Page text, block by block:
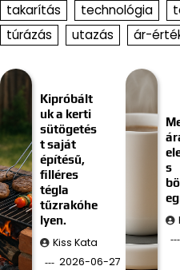
takarítás
technológia
túrázás
utazás ár-
Kipróbált
uk a kerti
sütögetés
t saját
építésű,
filléres
tégla
tűzrakóhe
lyen.
Kiss Kata
2026-06-27
s